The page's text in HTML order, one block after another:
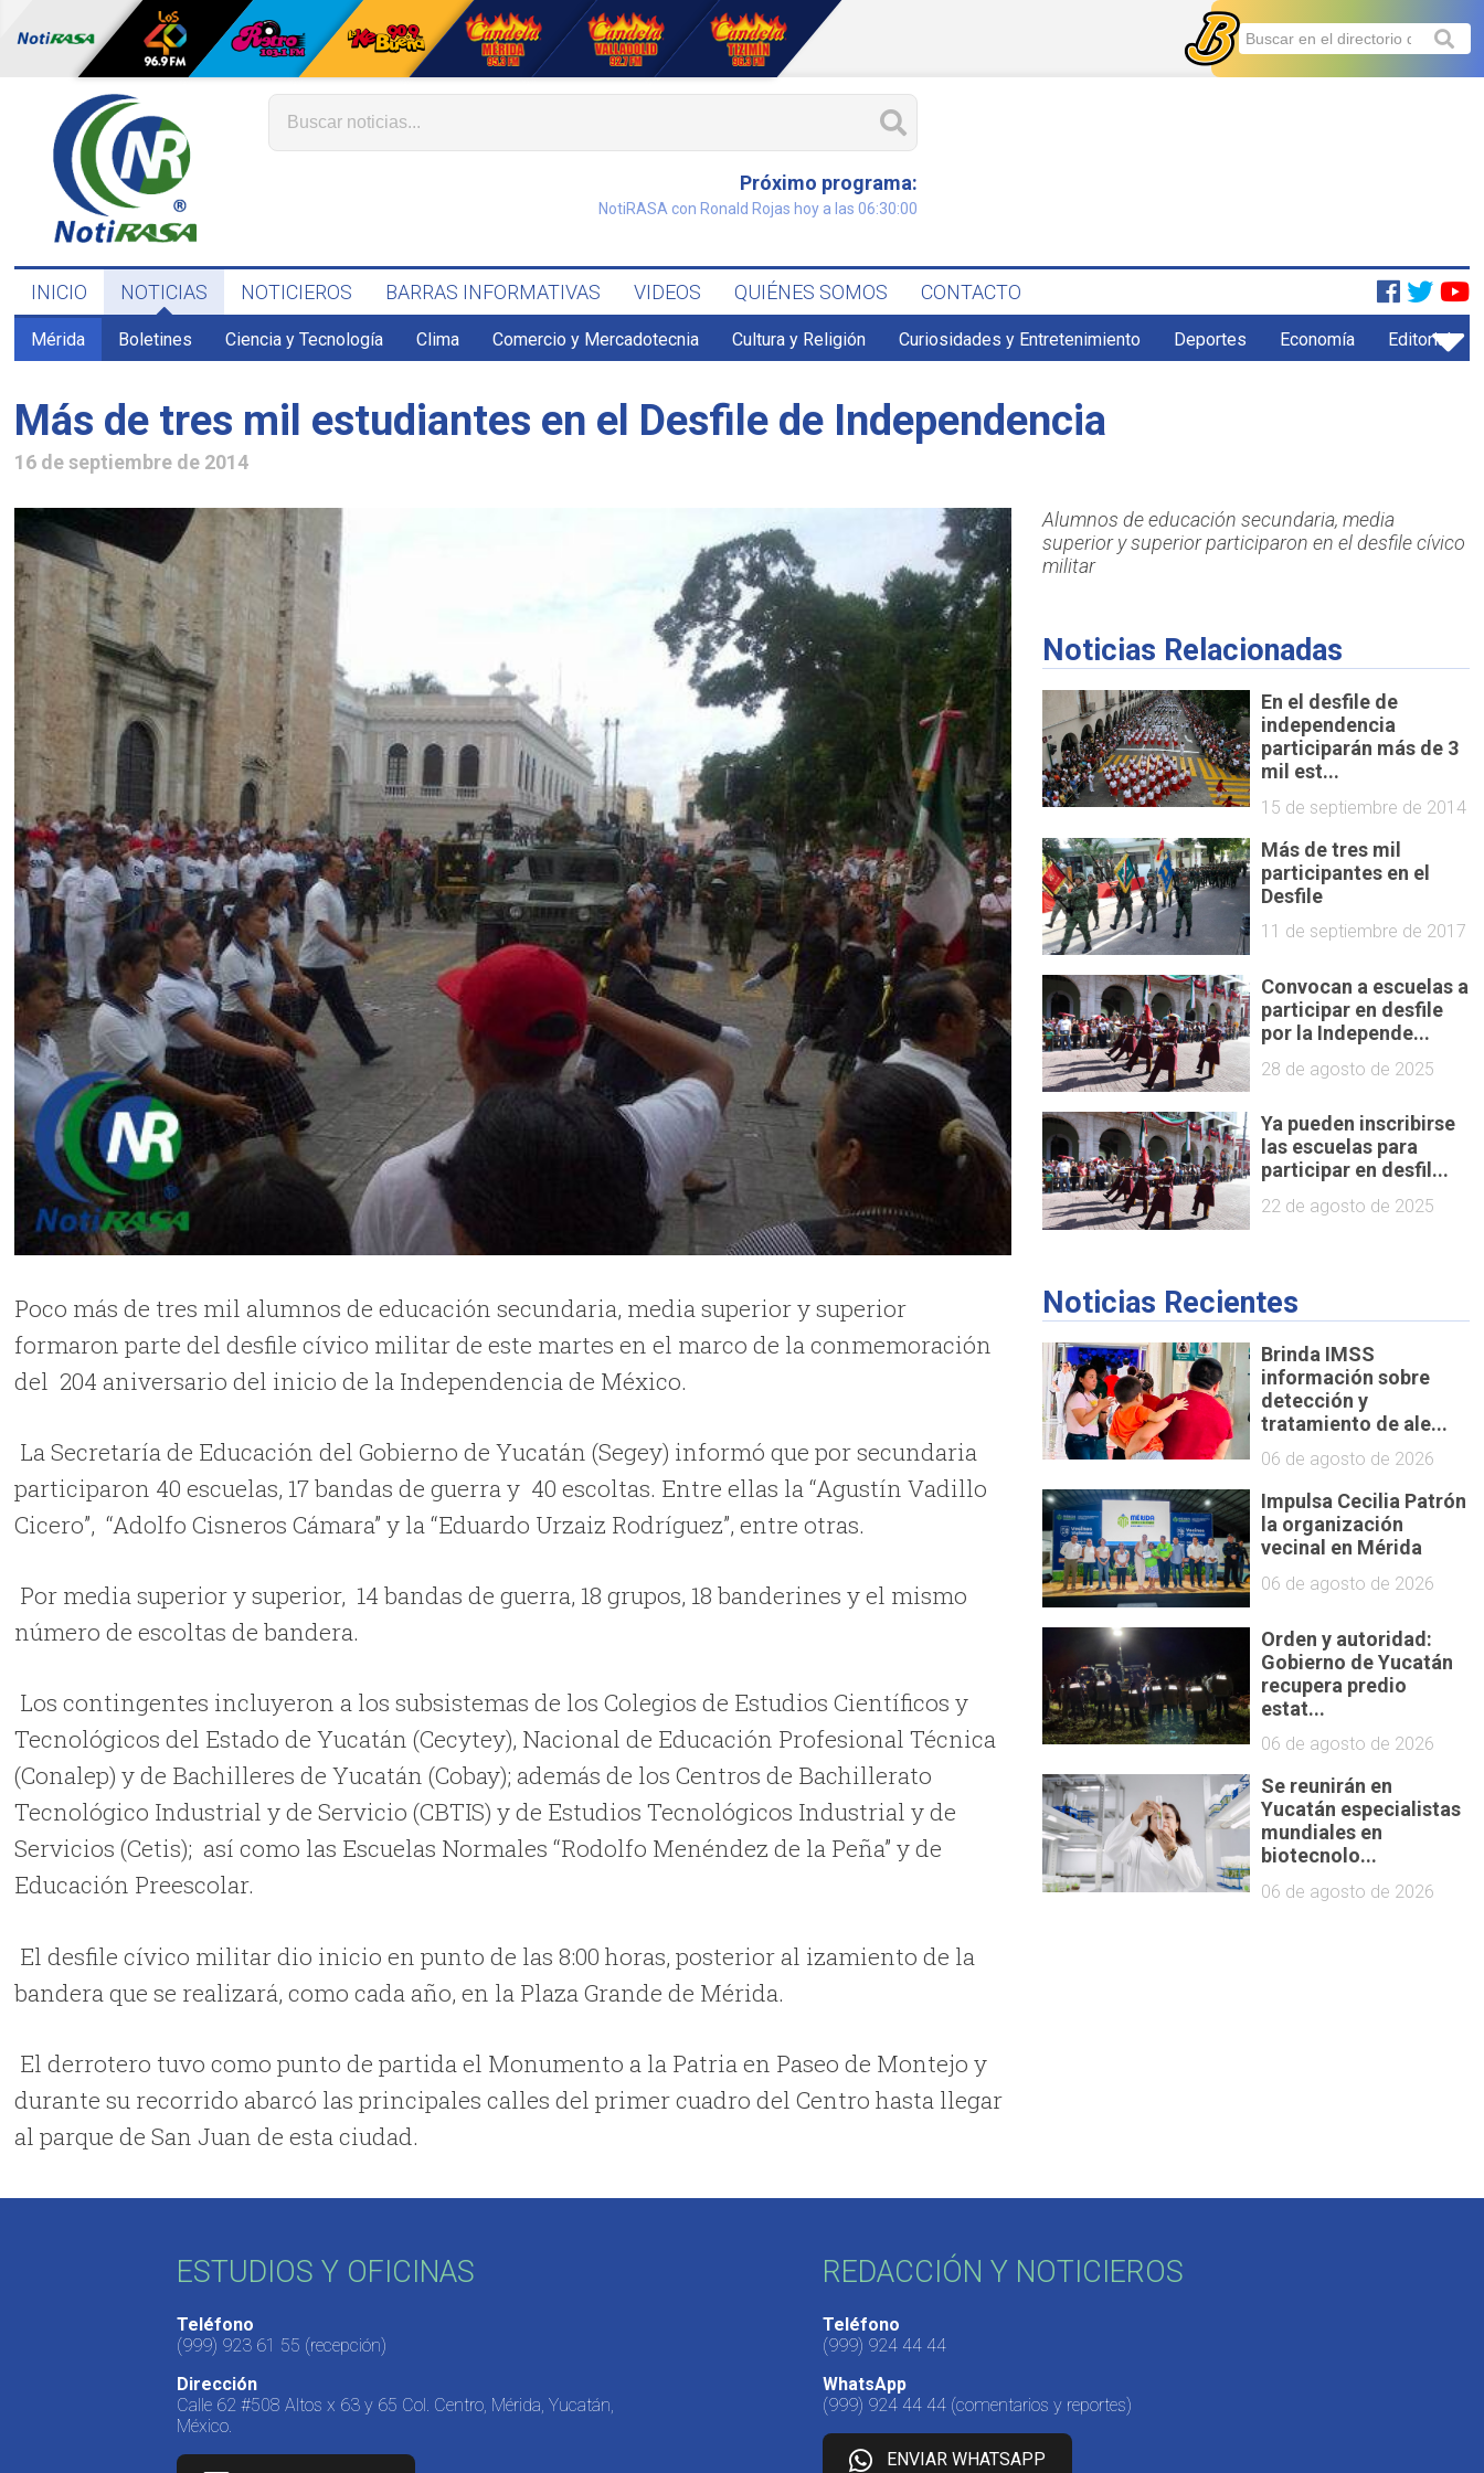
Próximo programa:
NotiRASA con Ronald Rojas hoy a las 06:30:00
INICIO NOTICIAS NOTICIEROS BARRAS INFORMATIVAS VIDEOS QUIÉNES SOMOS CONTACTO
Mérida Boletines Ciencia y Tecnología Clima Comercio y Mercadotecnia Cultura y Religión Curiosidades y Entretenimiento Deportes Economía Editorial
Más de tres mil estudiantes en el Desfile de Independencia
16 de septiembre de 2014
Poco más de tres mil alumnos de educación secundaria, media superior y superior
formaron parte del desfile cívico militar de este martes en el marco de la conmemoración
del 204 aniversario del inicio de la Independencia de México.
La Secretaría de Educación del Gobierno de Yucatán (Segey) informó que por secundaria
participaron 40 escuelas, 17 bandas de guerra y 40 escoltas. Entre ellas la “Agustín Vadillo
Cicero”, “Adolfo Cisneros Cámara” y la “Eduardo Urzaiz Rodríguez”, entre otras.
Por media superior y superior, 14 bandas de guerra, 18 grupos, 18 banderines y el mismo
número de escoltas de bandera.
Los contingentes incluyeron a los subsistemas de los Colegios de Estudios Científicos y
Tecnológicos del Estado de Yucatán (Cecytey), Nacional de Educación Profesional Técnica
(Conalep) y de Bachilleres de Yucatán (Cobay); además de los Centros de Bachillerato
Tecnológico Industrial y de Servicio (CBTIS) y de Estudios Tecnológicos Industrial y de
Servicios (Cetis); así como las Escuelas Normales “Rodolfo Menéndez de la Peña” y de
Educación Preescolar.
El desfile cívico militar dio inicio en punto de las 8:00 horas, posterior al izamiento de la
bandera que se realizará, como cada año, en la Plaza Grande de Mérida.
El derrotero tuvo como punto de partida el Monumento a la Patria en Paseo de Montejo y
durante su recorrido abarcó las principales calles del primer cuadro del Centro hasta llegar
al parque de San Juan de esta ciudad.
Alumnos de educación secundaria, media
superior y superior participaron en el desfile cívico
militar
Noticias Relacionadas
En el desfile de
independencia
participarán más de 3
mil est...
15 de septiembre de 2014
Más de tres mil
participantes en el
Desfile
11 de septiembre de 2017
Convocan a escuelas a
participar en desfile
por la Independe...
28 de agosto de 2025
Ya pueden inscribirse
las escuelas para
participar en desfil...
22 de agosto de 2025
Noticias Recientes
Brinda IMSS
información sobre
detección y
tratamiento de ale...
06 de agosto de 2026
Impulsa Cecilia Patrón
la organización
vecinal en Mérida
06 de agosto de 2026
Orden y autoridad:
Gobierno de Yucatán
recupera predio
estat...
06 de agosto de 2026
Se reunirán en
Yucatán especialistas
mundiales en
biotecnolo...
06 de agosto de 2026
ESTUDIOS Y OFICINAS
Teléfono
(999) 923 61 55 (recepción)
Dirección
Calle 62 #508 Altos x 63 y 65 Col. Centro, Mérida, Yucatán,
México.
REDACCIÓN Y NOTICIEROS
Teléfono
(999) 924 44 44
WhatsApp
(999) 924 44 44 (comentarios y reportes)
ENVIAR WHATSAPP